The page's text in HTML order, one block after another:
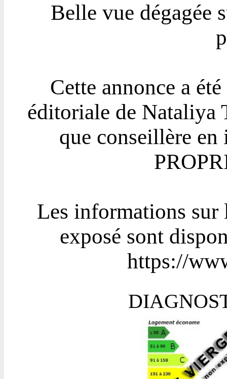
Belle vue dégagée
Cette annonce a
éditoriale de Nataliya
que conseillère
Les informations sur
exposé sont
https://